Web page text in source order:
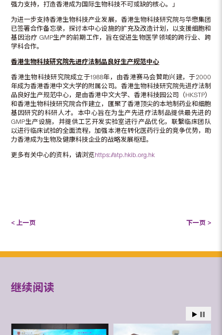
强力支持，打造香港成为国际生物科技不可或缺的核心。」
为进一步支持香港生物科技产业发展，香港生物科技研究院与华懋集团
已签署合作备忘录，探讨本中心设施的扩充及改造计划，以支援细胞和
基因治疗 GMP生产的前期工作，旨在促进生物医学领域的跨行业、跨
学科合作。
香港生物科技研究院先进疗法制品良好生产规范中心
香港生物科技研究院成立于1988年，由香港赛马会贊助兴建，于2000
年成为香港香港中文大学的附属公司。香港生物科技研究院先进疗法制
品良好生产规范中心，是由香港中文大学、香港科技园公司（HKSTP）
和香港生物科技研究院合作建立，匯聚了香港顶尖的本地制药业和细胞
基因研究的科研人才。本中心旨在为生产先进疗法制品提供最先进的
GMP生产设施，并提供工艺开发实验室进行产品优化，联繫临床团队
以进行临床试验的全面流程，加强本港在转化医药行业的竞争优势，助
力香港成为生物及健康科技企业的战略发展枢纽。
更多有关中心的资料，请浏览https://atp.hkib.org.hk
< 上一页 下一页 >
继续阅读